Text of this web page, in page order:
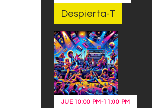
Despierta-T
JUE 10:00 PM -11:00 PM